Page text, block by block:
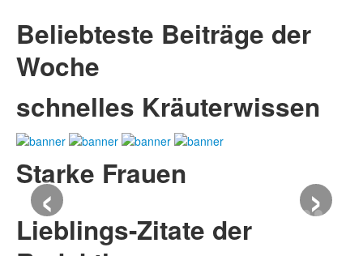
Beliebteste Beiträge der
Woche
schnelles Kräuterwissen
Starke Frauen
‹ ›
Lieblings-Zitate der